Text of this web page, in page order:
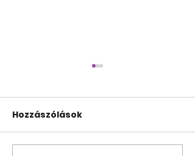
Hozzászólások